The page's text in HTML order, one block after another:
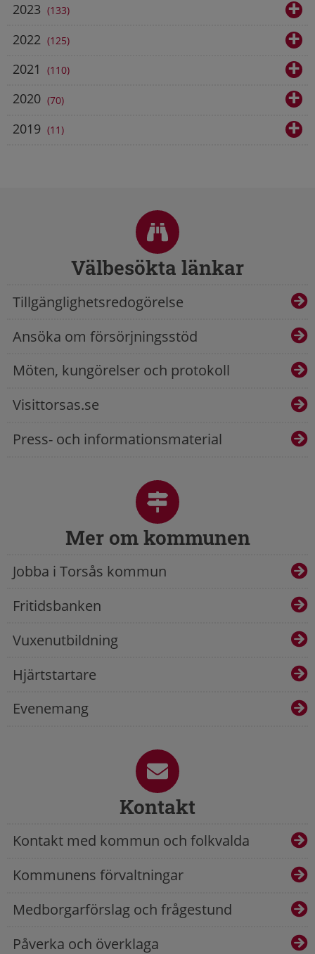
2023 133
2022 125
2021 110
2020 70
2019 11
Välbesökta länkar
Tillgänglighetsredogörelse
Ansöka om försörjningsstöd
Möten, kungörelser och protokoll
Visittorsas.se
Press- och informationsmaterial
Mer om kommunen
Jobba i Torsås kommun
Fritidsbanken
Vuxenutbildning
Hjärtstartare
Evenemang
Kontakt
Kontakt med kommun och folkvalda
Kommunens förvaltningar
Medborgarförslag och frågestund
Påverka och överklaga